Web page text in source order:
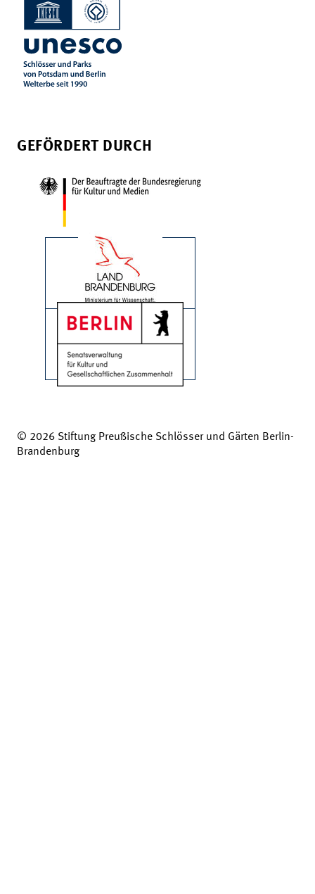
GEFÖRDERT DURCH
© 2026 Stiftung Preußische Schlösser und Gärten Berlin-
Brandenburg